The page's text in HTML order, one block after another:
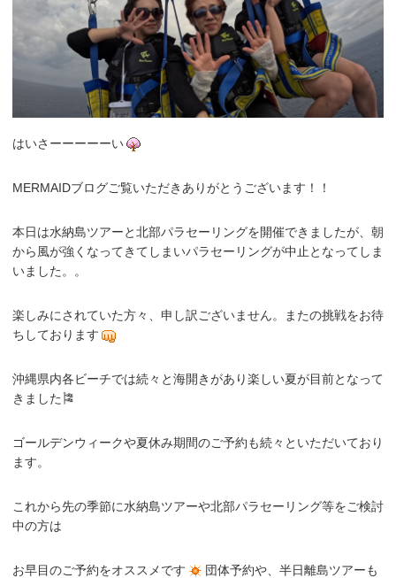
はいさーーーーーい
MERMAIDブログご覧いただきありがとうございます！！
本日は水納島ツアーと北部パラセーリングを開催できましたが、朝
から風が強くなってきてしまいパラセーリングが中止となってしま
いました。。
楽しみにされていた方々、申し訳ございません。またの挑戦をお待
ちしております
沖縄県内各ビーチでは続々と海開きがあり楽しい夏が目前となって
きました🎏
ゴールデンウィークや夏休み期間のご予約も続々といただいており
ます。
これから先の季節に水納島ツアーや北部パラセーリング等をご検討
中の方は
お早目のご予約をオススメです
団体予約や、半日離島ツアーも